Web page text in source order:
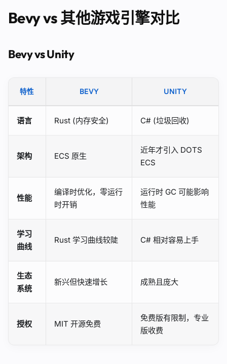
Bevy vs 其他游戏引擎对比
Bevy vs Unity
特性 BEVY UNITY
语言 Rust (内存安全) C# (垃圾回收)
架构 ECS 原生
近年才引入 DOTS
ECS
性能
编译时优化，零运行
时开销
运行时 GC 可能影响
性能
学习
曲线
Rust 学习曲线较陡 C# 相对容易上手
生态
系统
新兴但快速增长 成熟且庞大
授权 MIT 开源免费
免费版有限制，专业
版收费